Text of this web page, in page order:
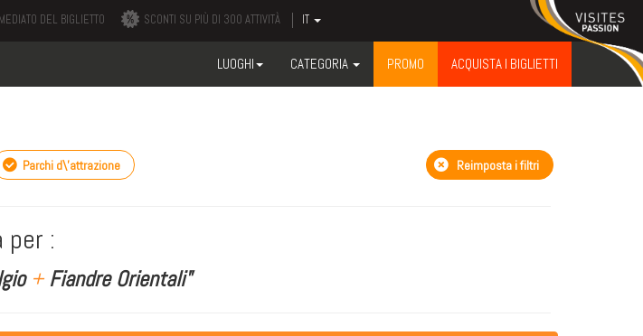
DEL BIGLIETTO SCONTI SU PIÙ DI 300 ATTIVITÀ IT
LUOGHI CATEGORIA PROMO ACQUISTA I BIGLIETTI
Parchi d\'attrazione Reimposta i filtri
:
+Fiandre Orientali"